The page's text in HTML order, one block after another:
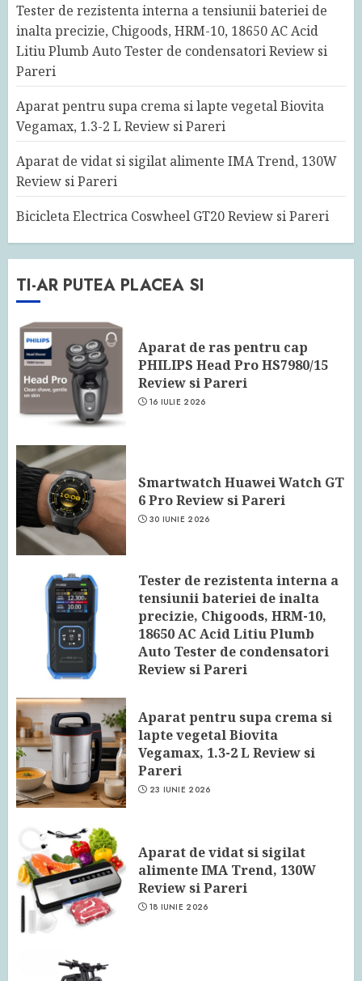
Tester de rezistenta interna a tensiunii bateriei de
inalta precizie, Chigoods, HRM-10, 18650 AC Acid
Litiu Plumb Auto Tester de condensatori Review si
Pareri
Aparat pentru supa crema si lapte vegetal Biovita
Vegamax, 1.3-2 L Review si Pareri
Aparat de vidat si sigilat alimente IMA Trend, 130W
Review si Pareri
Bicicleta Electrica Coswheel GT20 Review si Pareri
TI-AR PUTEA PLACEA SI
Aparat de ras pentru cap
PHILIPS Head Pro HS7980/15
Review si Pareri
16 IULIE 2026
Smartwatch Huawei Watch GT
6 Pro Review si Pareri
30 IUNIE 2026
Tester de rezistenta interna a
tensiunii bateriei de inalta
precizie, Chigoods, HRM-10,
18650 AC Acid Litiu Plumb
Auto Tester de condensatori
Review si Pareri
Aparat pentru supa crema si
lapte vegetal Biovita
Vegamax, 1.3-2 L Review si
Pareri
23 IUNIE 2026
Aparat de vidat si sigilat
alimente IMA Trend, 130W
Review si Pareri
18 IUNIE 2026